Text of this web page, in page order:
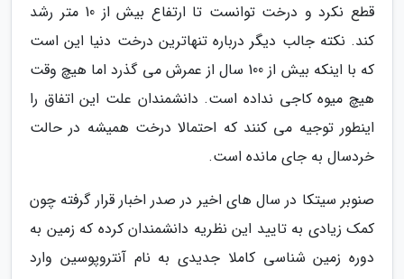
قطع نکرد و درخت توانست تا ارتفاع بیش از 10 متر رشد
کند. نکته جالب دیگر درباره تنهاترین درخت دنیا این است
که با اینکه بیش از 100 سال از عمرش می گذرد اما هیچ وقت
هیچ میوه کاجی نداده است. دانشمندان علت این اتفاق را
اینطور توجیه می کنند که احتمالا درخت همیشه در حالت
خردسال به جای مانده است.
صنوبر سیتکا در سال های اخیر در صدر اخبار قرار گرفته چون
کمک زیادی به تایید این نظریه دانشمندان کرده که زمین به
دوره زمین شناسی کاملا جدیدی به نام آنتروپوسین وارد